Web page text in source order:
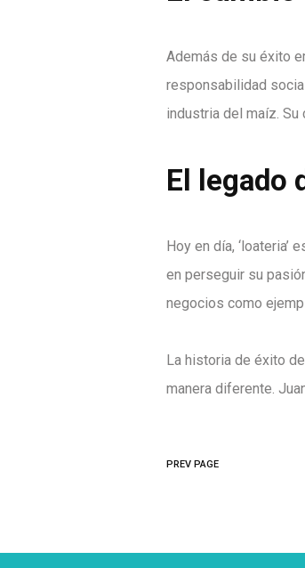
Además de su éxito
responsabilidad
industria del maíz.
El legado
Hoy en día,
en perseguir su
negocios como
La historia de éxito
manera diferente.
PREV PAGE